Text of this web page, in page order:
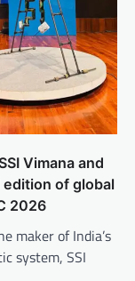
Vimana and
edition of global
2026
maker of India’s
system, SSI